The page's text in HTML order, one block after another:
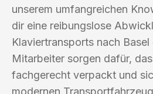
unserem umfangreichen
dir eine reibungslose
Klaviertransports nach
Mitarbeiter sorgen dafür,
fachgerecht verpackt und
modernen